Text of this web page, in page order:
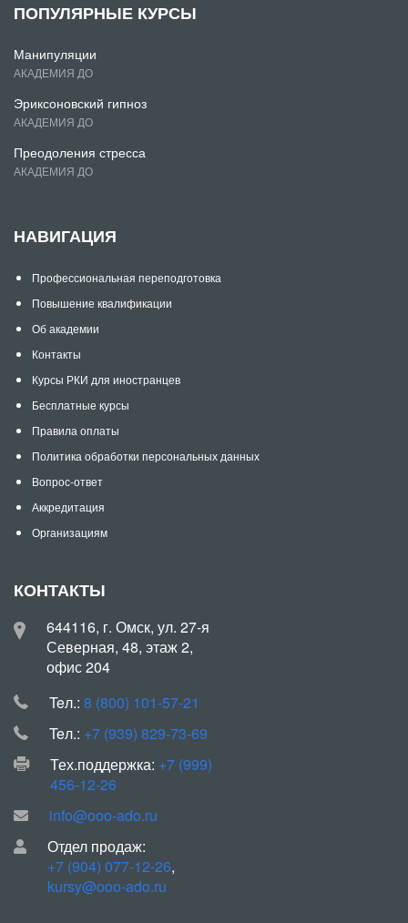
ПОПУЛЯРНЫЕ КУРСЫ
Манипуляции
АКАДЕМИЯ ДО
Эриксоновский гипноз
АКАДЕМИЯ ДО
Преодоления стресса
АКАДЕМИЯ ДО
НАВИГАЦИЯ
Профессиональная переподготовка
Повышение квалификации
Об академии
Контакты
Курсы РКИ для иностранцев
Бесплатные курсы
Правила оплаты
Политика обработки персональных данных
Вопрос-ответ
Аккредитация
Организациям
КОНТАКТЫ
644116, г. Омск, ул. 27-я
Северная, 48, этаж 2,
офис 204
Teл.: 8 (800) 101-57-21
Teл.: +7 (939) 829-73-69
Тех.поддержка: +7 (999)
456-12-26
info@ooo-ado.ru
Отдел продаж:
+7 (904) 077-12-26,
kursy@ooo-ado.ru